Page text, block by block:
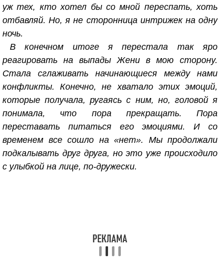
уж тех, кто хотел бы со мной переспать, хоть
отбавляй. Но, я не сторонница интрижек на одну
ночь.
В конечном итоге я перестала так яро
реагировать на выпады Жени в мою сторону.
Стала сглаживать начинающиеся между нами
конфликты. Конечно, не хватало этих эмоций,
которые получала, ругаясь с ним, но, головой я
понимала, что пора прекращать. Пора
переставать питаться его эмоциями. И со
временем все сошло на «нет». Мы продолжали
подкалывать друг друга, но это уже происходило
с улыбкой на лице, по-дружески.